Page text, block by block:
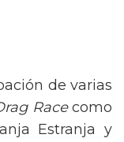
de varias
Racecomo
Estranja y